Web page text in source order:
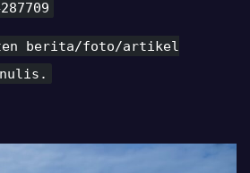
berita/foto/artikel